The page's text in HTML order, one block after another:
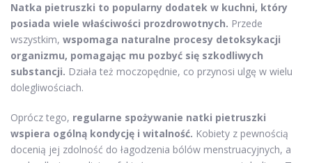
Natka pietruszki to popularny dodatek w kuchni, który
posiada wiele właściwości prozdrowotnych. Przede
wszystkim, wspomaga naturalne procesy detoksykacji
organizmu, pomagając mu pozbyć się szkodliwych
substancji. Działa też moczopędnie, co przynosi ulgę w wielu
dolegliwościach.
Oprócz tego, regularne spożywanie natki pietruszki
wspiera ogólną kondycję i witalność. Kobiety z pewnością
docenią jej zdolność do łagodzenia bólów menstruacyjnych, a